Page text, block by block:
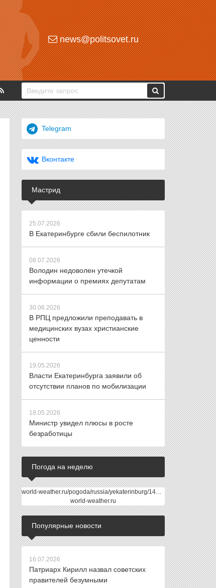
news@politsovet.ru
Telegram
Вконтакте
Мастрид
25.07.2026
В Екатеринбурге сбили беспилотник
08.07.2026
Володин недоволен утечкой
информации о премиях депутатам
30.06.2026
В РПЦ предложили преподавать в
медицинских вузах христианские
ценности
19.05.2026
Власти Екатеринбурга заявили об
отсутствии планов по мобилизации
18.05.2026
Министр увидел плюсы в росте
безработицы
Погода на неделю
world-weather.ru/pogoda/russia/yekaterinburg/14days/
world-weather.ru
Популярные новости
16.07.2026
Патриарх Кирилл назвал советских
правителей безумными